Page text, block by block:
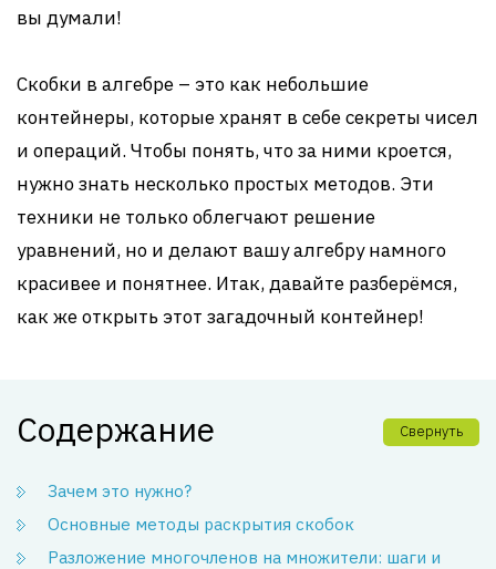
вы думали!
Скобки в алгебре – это как небольшие
контейнеры, которые хранят в себе секреты чисел
и операций. Чтобы понять, что за ними кроется,
нужно знать несколько простых методов. Эти
техники не только облегчают решение
уравнений, но и делают вашу алгебру намного
красивее и понятнее. Итак, давайте разберёмся,
как же открыть этот загадочный контейнер!
Содержание Свернуть
Зачем это нужно?
Основные методы раскрытия скобок
Разложение многочленов на множители: шаги и